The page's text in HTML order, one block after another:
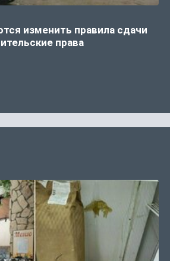
изменить правила сдачи
права